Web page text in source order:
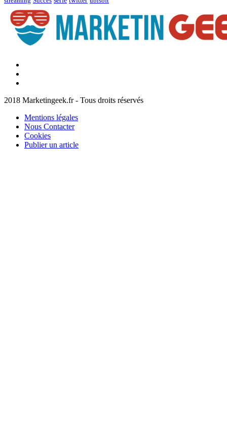
2018 Marketingeek.fr - Tous droits réservés
Mentions légales
Nous Contacter
Cookies
Publier un article